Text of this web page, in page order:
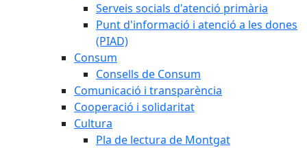
Serveis socials d'atenció primària
Punt d'informació i atenció a les dones
(PIAD)
Consum
Consells de Consum
Comunicació i transparència
Cooperació i solidaritat
Cultura
Pla de lectura de Montgat